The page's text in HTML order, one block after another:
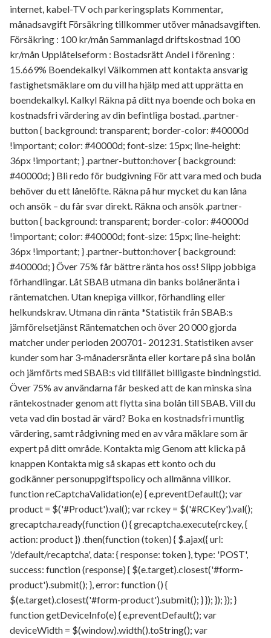
internet, kabel-TV och parkeringsplats Kommentar,
månadsavgift Försäkring tillkommer utöver månadsavgiften.
Försäkring : 100 kr/mån Sammanlagd driftskostnad 100
kr/mån Upplåtelseform : Bostadsrätt Andel i förening :
15.669% Boendekalkyl Välkommen att kontakta ansvarig
fastighetsmäklare om du vill ha hjälp med att upprätta en
boendekalkyl. Kalkyl Räkna på ditt nya boende och boka en
kostnadsfri värdering av din befintliga bostad. .partner-
button { background: transparent; border-color: #40000d
!important; color: #40000d; font-size: 15px; line-height:
36px !important; } .partner-button:hover { background:
#40000d; } Bli redo för budgivning För att vara med och buda
behöver du ett lånelöfte. Räkna på hur mycket du kan låna
och ansök – du får svar direkt. Räkna och ansök .partner-
button { background: transparent; border-color: #40000d
!important; color: #40000d; font-size: 15px; line-height:
36px !important; } .partner-button:hover { background:
#40000d; } Över 75% får bättre ränta hos oss! Slipp jobbiga
förhandlingar. Låt SBAB utmana din banks bolåneränta i
räntematchen. Utan knepiga villkor, förhandling eller
helkundskrav. Utmana din ränta *Statistik från SBAB:s
jämförelsetjänst Räntematchen och över 20 000 gjorda
matcher under perioden 200701- 201231. Statistiken avser
kunder som har 3-månadersränta eller kortare på sina bolån
och jämförts med SBAB:s vid tillfället billigaste bindningstid.
Över 75% av användarna får besked att de kan minska sina
räntekostnader genom att flytta sina bolån till SBAB. Vill du
veta vad din bostad är värd? Boka en kostnadsfri muntlig
värdering, samt rådgivning med en av våra mäklare som är
expert på ditt område. Kontakta mig Genom att klicka på
knappen Kontakta mig så skapas ett konto och du
godkänner personuppgiftspolicy och allmänna villkor.
function reCaptchaValidation(e) { e.preventDefault(); var
product = $('#Product').val(); var rckey = $('#RCKey').val();
grecaptcha.ready(function () { grecaptcha.execute(rckey, {
action: product }) .then(function (token) { $.ajax({ url:
'/default/recaptcha', data: { response: token }, type: 'POST',
success: function (response) { $(e.target).closest('#form-
product').submit(); }, error: function () {
$(e.target).closest('#form-product').submit(); } }); }); }); }
function getDeviceInfo(e) { e.preventDefault(); var
deviceWidth = $(window).width().toString(); var